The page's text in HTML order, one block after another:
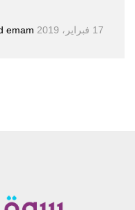
17 فبراير، 2019 emam